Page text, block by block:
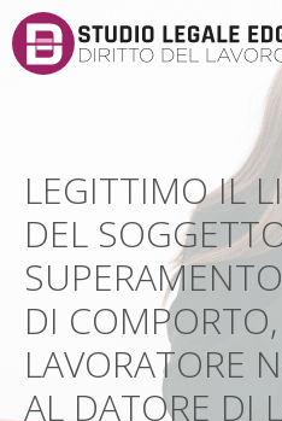
LEGITTIMO IL
DEL
DI
LAVORATORE
AL DATORE DI